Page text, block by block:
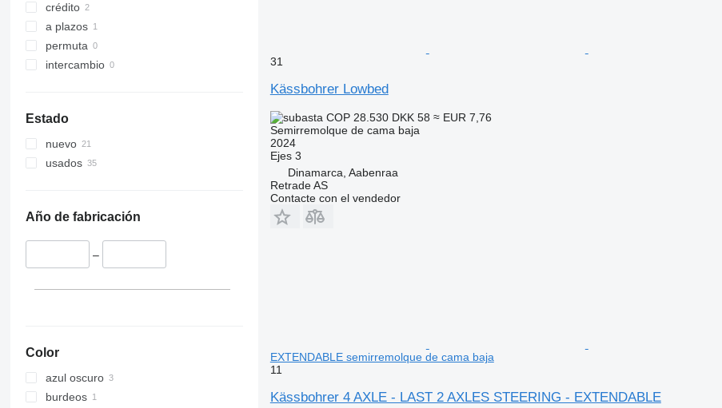
crédito
a plazos
permuta
intercambio
Estado
nuevo
usados
Año de fabricación
–
Color
azul oscuro
burdeos
31
Kässbohrer Lowbed
COP 28.530 DKK 58 ≈ EUR 7,76
Semirremolque de cama baja
2024
Ejes 3
Dinamarca, Aabenraa
Retrade AS
Contacte con el vendedor
EXTENDABLE semirremolque de cama baja
11
Kässbohrer 4 AXLE - LAST 2 AXLES STEERING - EXTENDABLE